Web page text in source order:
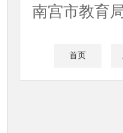
南宫市教育
首页